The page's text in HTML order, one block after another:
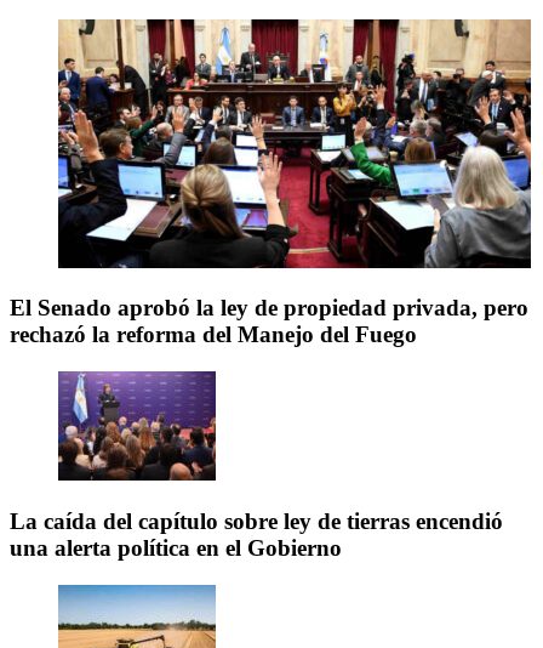
El Senado aprobó la ley de propiedad privada, pero
rechazó la reforma del Manejo del Fuego
La caída del capítulo sobre ley de tierras encendió
una alerta política en el Gobierno